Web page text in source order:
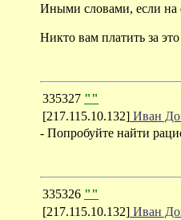
Иными словами, если на
Никто вам платить за это
335327 ""
[217.115.10.132] Иван
- Попробуйте найти
335326 ""
[217.115.10.132] Иван